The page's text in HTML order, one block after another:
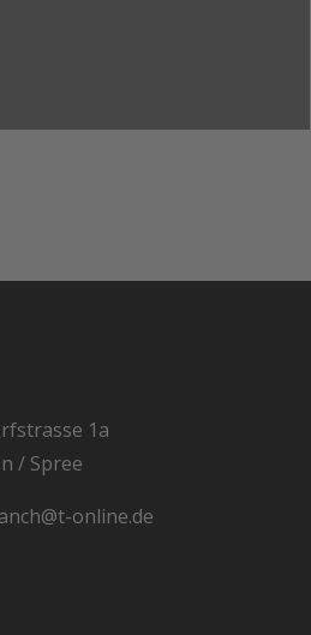
1a
/ Spree
online.de